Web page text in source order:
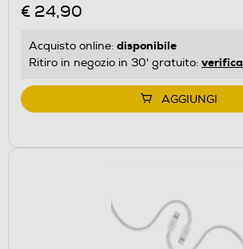
€ 24,90
Acquisto online: disponibile
Ritiro in negozio in 30' gratuito: verifica
AGGIUNGI